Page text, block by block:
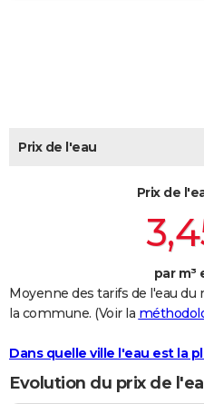
FORUM
Bricolage
Lifestyle
Culture
Sport
Auto
Television
Voyage
Cinema
Prix de l'eau
Prix de
par m³
Moyenne des tarifs de l'eau
la commune. (Voir la
Dans quelle ville l'eau est la
Evolution du prix de